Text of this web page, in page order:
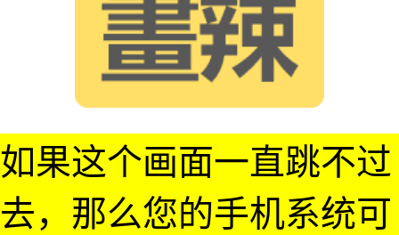
如果这个画面一直跳不过
去，那么您的手机系统可